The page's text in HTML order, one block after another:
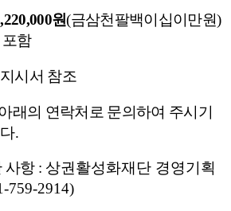
원(금삼천팔백이십이만원)
함
시서 참조
래의 연락처로 문의하여 주시기
.
사항 : 상권활성화재단 경영기획
759-2914)